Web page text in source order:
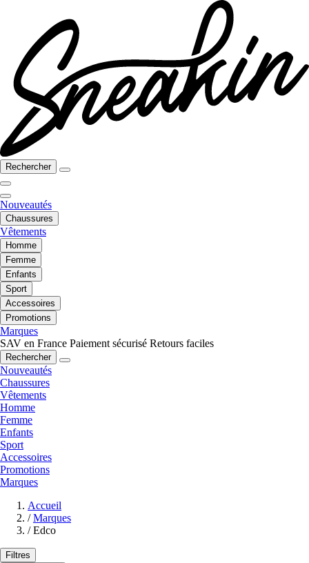
Rechercher
Nouveautés
Chaussures
Vêtements
Homme
Femme
Enfants
Sport
Accessoires
Promotions
Marques
SAV en France Paiement sécurisé Retours faciles
Rechercher
Nouveautés
Chaussures
Vêtements
Homme
Femme
Enfants
Sport
Accessoires
Promotions
Marques
Accueil
/ Marques
/ Edco
Filtres